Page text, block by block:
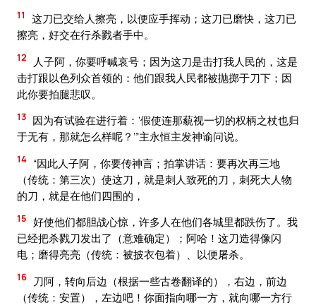
11
这刀已交给人擦亮，以便应手挥动；这刀已磨快，这刀已
擦亮，好交在行杀戮者手中。
12
人子阿，你要呼喊哀号；因为这刀是击打我人民的，这是
击打跟以色列众首领的：他们跟我人民都被抛掷于刀下；因
此你要拍腿悲叹。
13 因为有试验在进行着：‘假使连那藐视一切的权柄之杖也归
于无有，那就怎么样呢？’”主永恒主发神谕问说。
14 “因此人子阿，你要传神言；拍掌讲话：要再次再三地
（传统：第三次）使这刀，就是刺人致死的刀，刺死大人物
的刀，就是在他们四围的，
15 好使他们都胆战心惊，许多人在他们各城里都跌伤了。我
已经把杀戮刀发出了（意难确定）；阿哈！这刀造得像闪
电；磨得亮亮（传统：被披衣包着）、以便屠杀。
16 刀阿，转向后边（根据一些古卷翻译的），右边，前边
（传统：安置），左边吧！你面指向哪一方，就向哪一方行